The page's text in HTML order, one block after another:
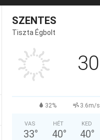
SZENTES
Tiszta Égbolt
30
32% 3.6m/s
VAS
33°
HÉT
40°
KED
40°